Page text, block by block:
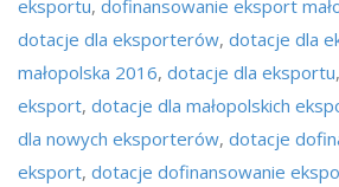
eksportu, dofinansowanie eksport
dotacje dla eksporterów, dotacje dla
małopolska 2016, dotacje dla eksportu,
eksport, dotacje dla małopolskich
dla nowych eksporterów, dotacje
eksport, dotacje dofinansowanie